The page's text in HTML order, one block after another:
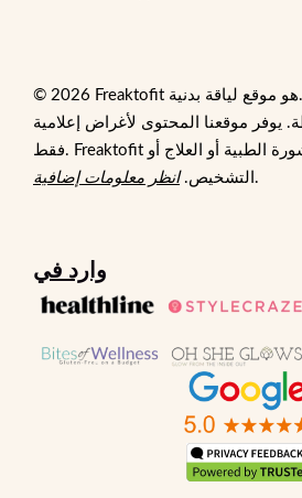
© 2026 Freaktofit هو موقع لياقة بدنية.
موقعنا المحتوى لأغراض إعلامية
فقط. Freaktofit ليس بديلاً عن المشورة الطبية أو العلاج أو
التشخيص.انظر معلومات إضافية .
وارد في